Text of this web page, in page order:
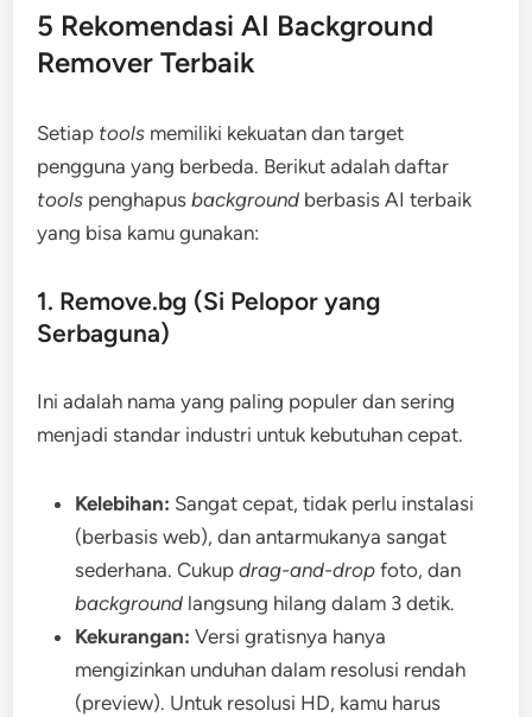
5 Rekomendasi AI Background
Remover Terbaik
Setiap tools memiliki kekuatan dan target
pengguna yang berbeda. Berikut adalah daftar
tools penghapusbackground berbasis AI terbaik
yang bisa kamu gunakan:
1. Remove.bg (Si Pelopor yang
Serbaguna)
Ini adalah nama yang paling populer dan sering
menjadi standar industri untuk kebutuhan cepat.
Kelebihan: Sangat cepat, tidak perlu instalasi
(berbasis web), dan antarmukanya sangat
sederhana. Cukupdrag-and-drop foto, dan
background langsung hilang dalam 3 detik.
Kekurangan: Versi gratisnya hanya
mengizinkan unduhan dalam resolusi rendah
(preview). Untuk resolusi HD, kamu harus